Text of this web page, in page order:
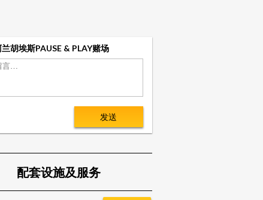
胡埃斯PAUSE & PLAY赌场
发送
配套设施及服务